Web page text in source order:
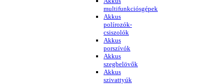
multifunkciósgépek
Akkus
polírozók-
csiszolók
Akkus
porszívók
Akkus
szegbelövők
Akkus
szivattyúk